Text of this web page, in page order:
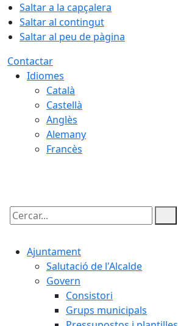
Saltar a la capçalera
Saltar al contingut
Saltar al peu de pàgina
Contactar
Idiomes
Català
Castellà
Anglès
Alemany
Francès
Cercar:
Ajuntament
Salutació de l'Alcalde
Govern
Consistori
Grups municipals